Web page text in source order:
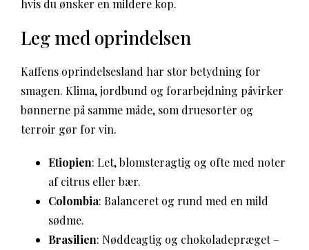
hvis du ønsker en mildere kop.
Leg med oprindelsen
Kaffens oprindelsesland har stor betydning for
smagen. Klima, jordbund og forarbejdning påvirker
bønnerne på samme måde, som druesorter og
terroir gør for vin.
Etiopien: Let, blomsteragtig og ofte med noter
af citrus eller bær.
Colombia: Balanceret og rund med en mild
sødme.
Brasilien: Nøddeagtig og chokoladepræget –